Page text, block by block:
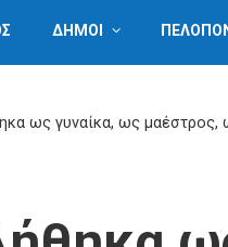
ΔΗΜΟΙ
ως γυναίκα, ως μαέστρος,